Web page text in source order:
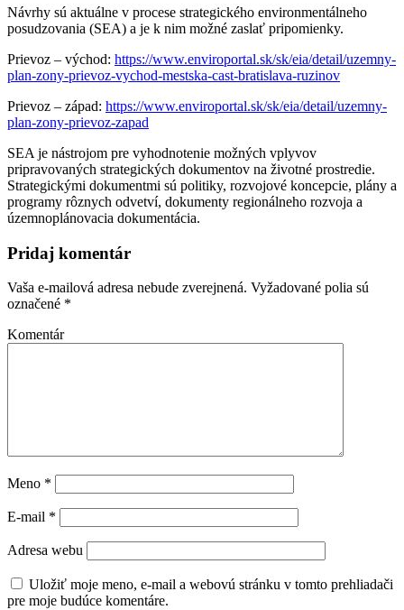
Návrhy sú aktuálne v procese strategického environmentálneho
posudzovania (SEA) a je k nim možné zaslať pripomienky.
Prievoz – východ: https://www.enviroportal.sk/sk/eia/detail/uzemny-
plan-zony-prievoz-vychod-mestska-cast-bratislava-ruzinov
Prievoz – západ: https://www.enviroportal.sk/sk/eia/detail/uzemny-
plan-zony-prievoz-zapad
SEA je nástrojom pre vyhodnotenie možných vplyvov
pripravovaných strategických dokumentov na životné prostredie.
Strategickými dokumentmi sú politiky, rozvojové koncepcie, plány a
programy rôznych odvetví, dokumenty regionálneho rozvoja a
územnoplánovacia dokumentácia.
Pridaj komentár
Vaša e-mailová adresa nebude zverejnená. Vyžadované polia sú
označené *
Komentár
Meno *
E-mail *
Adresa webu
Uložiť moje meno, e-mail a webovú stránku v tomto prehliadači
pre moje budúce komentáre.